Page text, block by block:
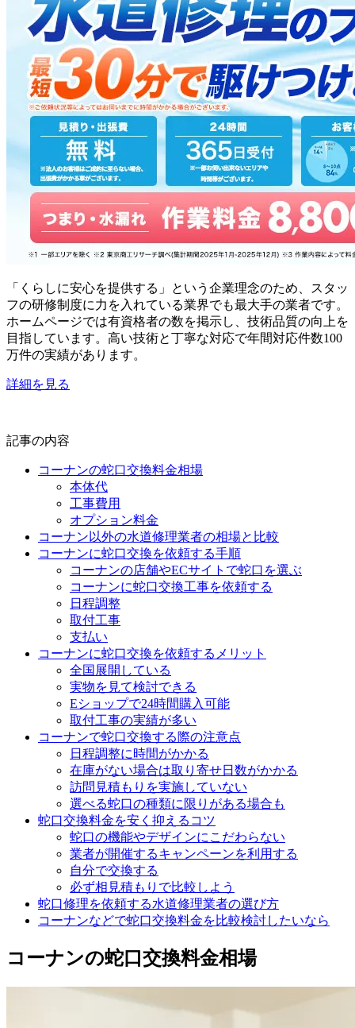
「くらしに安心を提供する」という企業理念のため、スタッ
フの研修制度に力を入れている業界でも最大手の業者です。
ホームページでは有資格者の数を掲示し、技術品質の向上を
目指しています。高い技術と丁寧な対応で年間対応件数100
万件の実績があります。
詳細を見る
記事の内容
コーナンの蛇口交換料金相場
本体代
工事費用
オプション料金
コーナン以外の水道修理業者の相場と比較
コーナンに蛇口交換を依頼する手順
コーナンの店舗やECサイトで蛇口を選ぶ
コーナンに蛇口交換工事を依頼する
日程調整
取付工事
支払い
コーナンに蛇口交換を依頼するメリット
全国展開している
実物を見て検討できる
Eショップで24時間購入可能
取付工事の実績が多い
コーナンで蛇口交換する際の注意点
日程調整に時間がかかる
在庫がない場合は取り寄せ日数がかかる
訪問見積もりを実施していない
選べる蛇口の種類に限りがある場合も
蛇口交換料金を安く抑えるコツ
蛇口の機能やデザインにこだわらない
業者が開催するキャンペーンを利用する
自分で交換する
必ず相見積もりで比較しよう
蛇口修理を依頼する水道修理業者の選び方
コーナンなどで蛇口交換料金を比較検討したいなら
コーナンの蛇口交換料金相場